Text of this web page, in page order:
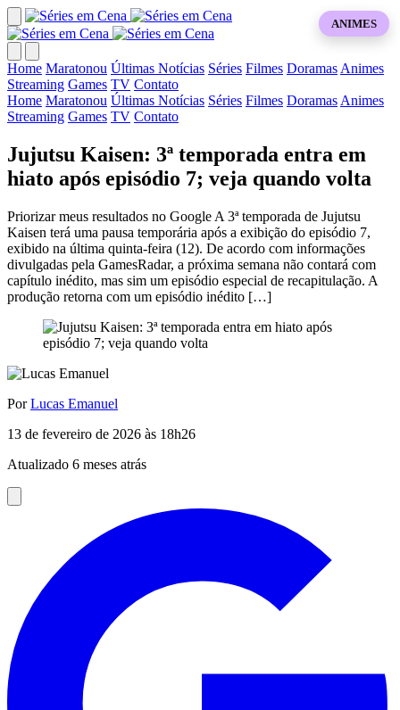
Home Maratonou Últimas Notícias Séries Filmes Doramas Animes
Streaming Games TV Contato
Home Maratonou Últimas Notícias Séries Filmes Doramas Animes
Streaming Games TV Contato
Jujutsu Kaisen: 3ª temporada entra em
hiato após episódio 7; veja quando volta
Priorizar meus resultados no Google A 3ª temporada de Jujutsu
Kaisen terá uma pausa temporária após a exibição do episódio 7,
exibido na última quinta-feira (12). De acordo com informações
divulgadas pela GamesRadar, a próxima semana não contará com
capítulo inédito, mas sim um episódio especial de recapitulação. A
produção retorna com um episódio inédito […]
ANIMES
PorLucas Emanuel
13 de fevereiro de 2026 às 18h26
Atualizado 6 meses atrás